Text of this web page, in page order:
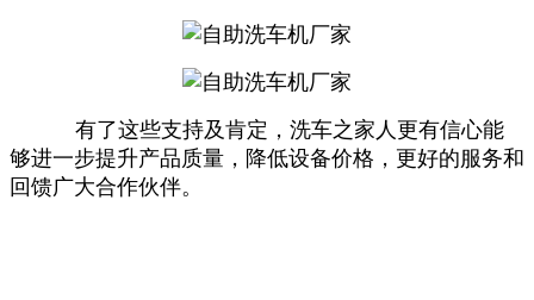
有了这些支持及肯定，洗车之家人更有信心能
够进一步提升产品质量，降低设备价格，更好的服务和
回馈广大合作伙伴。